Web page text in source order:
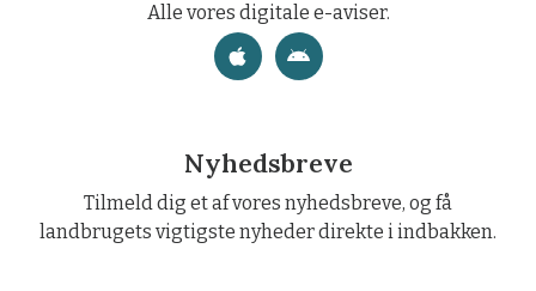
Alle vores digitale e-aviser.
Nyhedsbreve
Tilmeld dig et af vores nyhedsbreve, og få
landbrugets vigtigste nyheder direkte i indbakken.